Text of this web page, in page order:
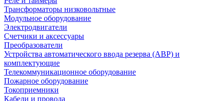
Трансформаторы низковольтные
Модульное оборудование
Электродвигатели
Счетчики и аксессуары
Преобразователи
Устройства автоматического ввода резерва (АВР) и
комплектующие
Телекоммуникационное оборудование
Пожарное оборудование
Токоприемники
Кабели и провода